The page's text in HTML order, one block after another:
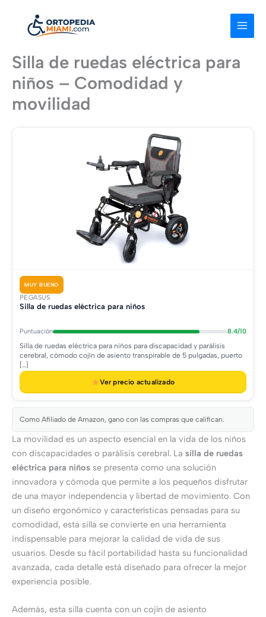
contenido
Silla de ruedas eléctrica para
niños – Comodidad y
movilidad
MUY BUENO
PEGASUS
Silla de ruedas eléctrica para niños
Puntuación 8.4/10
Silla de ruedas eléctrica para niños para discapacidad y parálisis
cerebral, cómodo cojín de asiento transpirable de 5 pulgadas, puerto
[…]
Ver precio actualizado
Como Afiliado de Amazon, gano con las compras que califican.
La movilidad es un aspecto esencial en la vida de los niños
con discapacidades o parálisis cerebral. La silla de ruedas
eléctrica para niños se presenta como una solución
innovadora y cómoda que permite a los pequeños disfrutar
de una mayor independencia y libertad de movimiento. Con
un diseño ergonómico y características pensadas para su
comodidad, esta silla se convierte en una herramienta
indispensable para mejorar la calidad de vida de sus
usuarios. Desde su fácil portabilidad hasta su funcionalidad
avanzada, cada detalle está diseñado para ofrecer la mejor
experiencia posible.
Además, esta silla cuenta con un cojín de asiento